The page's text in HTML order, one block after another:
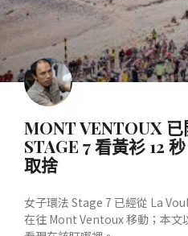
MONT VENTOUX
STAGE 7 看黃衫 12
取捨
女子環法 Stage 7 已經從 La
在往 Mont Ventoux 移動；本文